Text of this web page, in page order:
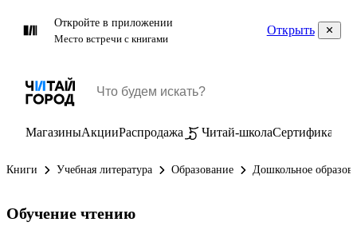
Откройте в приложении
Место встречи с книгами
Открыть
МагазиныАкцииРаспродажа Читай-школаСертификаты
Книги Учебная литература Образование Дошкольное
Обучение чтению